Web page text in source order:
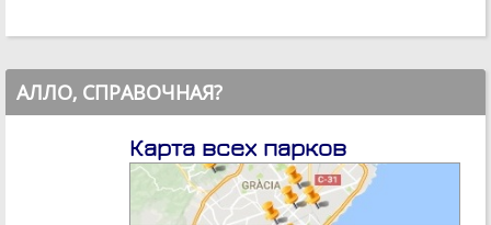
АЛЛО, СПРАВОЧНАЯ?
Карта всех парков